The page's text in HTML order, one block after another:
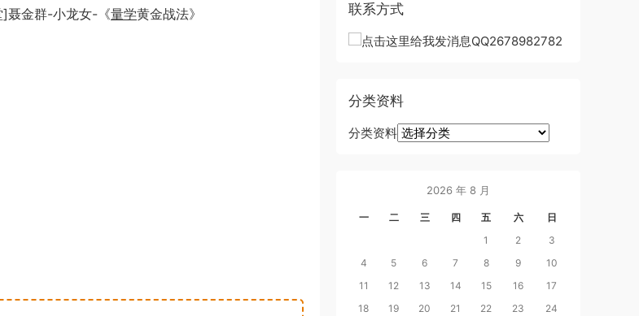
聂金群-小龙女-《量学黄金战法》
联系方式
分类资料
分类资料
2026 年 8 月
一 二 三 四 五 六
日
1
2
3
4
5 6 7 8 9
10
11
12 13 14 15 16
17
18
19 20 21 22 23
24